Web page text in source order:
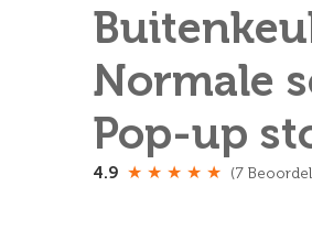
Normale
Pop-up
4.9 ★ ★ ★ ★ ★ (7